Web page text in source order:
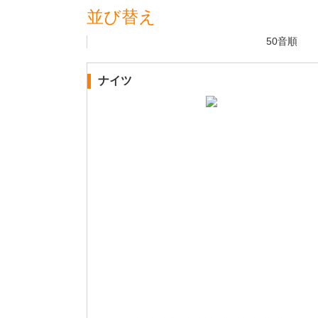
並び替え
50音順
ナイツ